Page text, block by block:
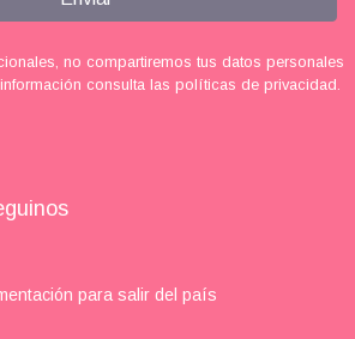
no compartiremos tus datos personales
consulta las políticas de privacidad.
para salir del país